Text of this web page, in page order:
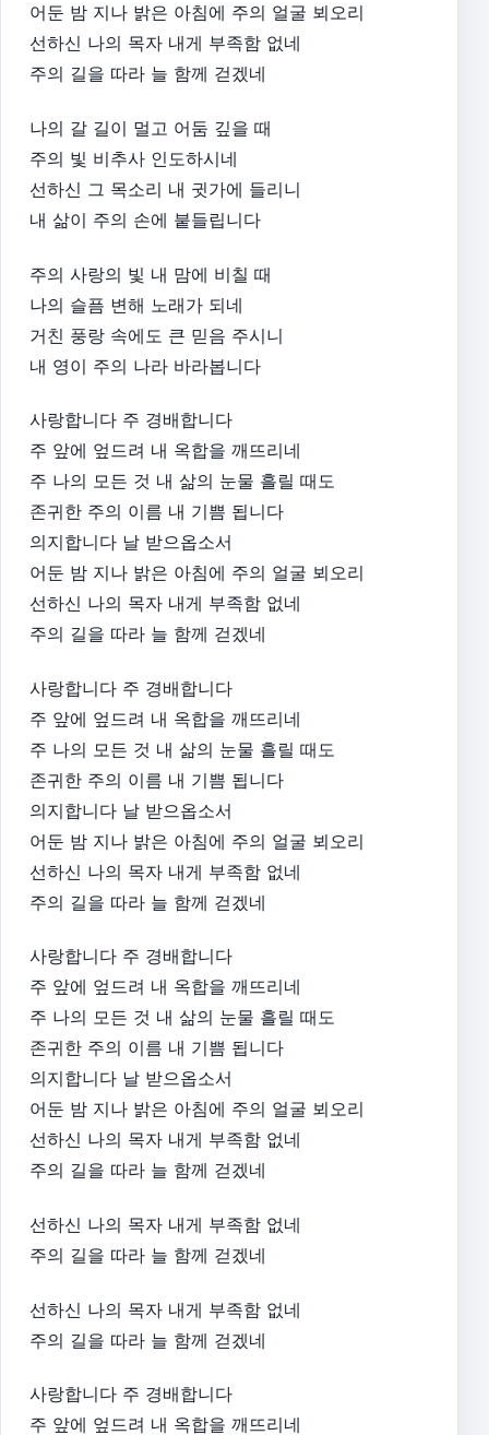
어둔 밤 지나 밝은 아침에 주의 얼굴 뵈오리
선하신 나의 목자 내게 부족함 없네
주의 길을 따라 늘 함께 걷겠네
나의 갈 길이 멀고 어둠 깊을 때
주의 빛 비추사 인도하시네
선하신 그 목소리 내 귓가에 들리니
내 삶이 주의 손에 붙들립니다
주의 사랑의 빛 내 맘에 비칠 때
나의 슬픔 변해 노래가 되네
거친 풍랑 속에도 큰 믿음 주시니
내 영이 주의 나라 바라봅니다
사랑합니다 주 경배합니다
주 앞에 엎드려 내 옥합을 깨뜨리네
주 나의 모든 것 내 삶의 눈물 흘릴 때도
존귀한 주의 이름 내 기쁨 됩니다
의지합니다 날 받으옵소서
어둔 밤 지나 밝은 아침에 주의 얼굴 뵈오리
선하신 나의 목자 내게 부족함 없네
주의 길을 따라 늘 함께 걷겠네
사랑합니다 주 경배합니다
주 앞에 엎드려 내 옥합을 깨뜨리네
주 나의 모든 것 내 삶의 눈물 흘릴 때도
존귀한 주의 이름 내 기쁨 됩니다
의지합니다 날 받으옵소서
어둔 밤 지나 밝은 아침에 주의 얼굴 뵈오리
선하신 나의 목자 내게 부족함 없네
주의 길을 따라 늘 함께 걷겠네
사랑합니다 주 경배합니다
주 앞에 엎드려 내 옥합을 깨뜨리네
주 나의 모든 것 내 삶의 눈물 흘릴 때도
존귀한 주의 이름 내 기쁨 됩니다
의지합니다 날 받으옵소서
어둔 밤 지나 밝은 아침에 주의 얼굴 뵈오리
선하신 나의 목자 내게 부족함 없네
주의 길을 따라 늘 함께 걷겠네
선하신 나의 목자 내게 부족함 없네
주의 길을 따라 늘 함께 걷겠네
선하신 나의 목자 내게 부족함 없네
주의 길을 따라 늘 함께 걷겠네
사랑합니다 주 경배합니다
주 앞에 엎드려 내 옥합을 깨뜨리네